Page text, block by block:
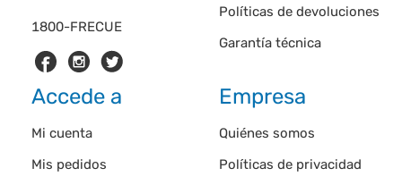
1800-FRECUE
Políticas de devoluciones
Garantía técnica
Accede a
Mi cuenta
Mis pedidos
Empresa
Quiénes somos
Políticas de privacidad